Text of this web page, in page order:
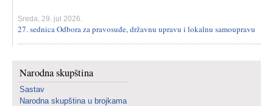
Sreda, 29. jul 2026.
27. sednica Odbora za pravosuđe, državnu upravu i lokalnu samoupravu
Narodna skupština
Sastav
Narodna skupština u brojkama